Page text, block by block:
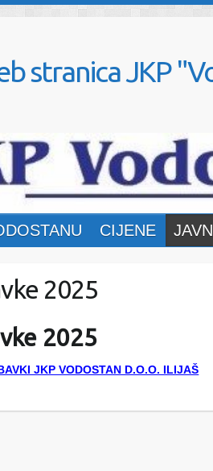
stranica JKP
CIJENE
2025
2025
JKP VODOSTAN D.O.O. ILIJAŠ